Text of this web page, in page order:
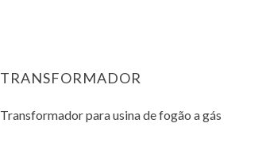
TRANSFORMADOR
Transformador para usina de fogão a gás